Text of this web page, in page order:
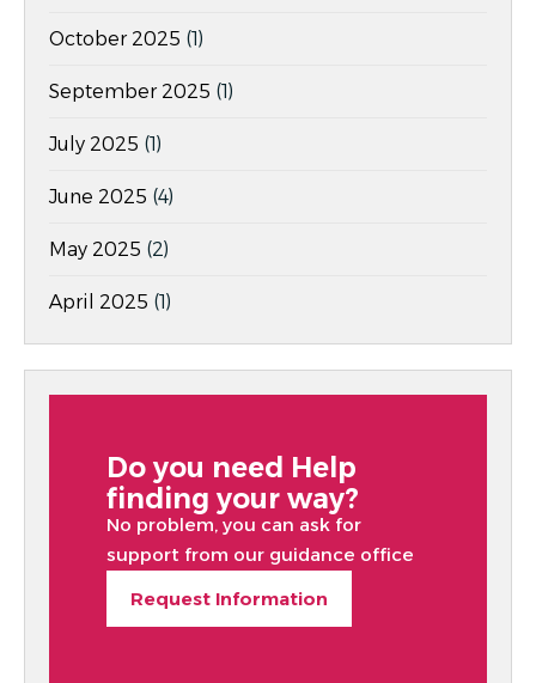
October 2025 (1)
September 2025 (1)
July 2025 (1)
June 2025 (4)
May 2025 (2)
April 2025 (1)
Do you need Help
finding your way?
No problem, you can ask for
support from our guidance office
Request Information